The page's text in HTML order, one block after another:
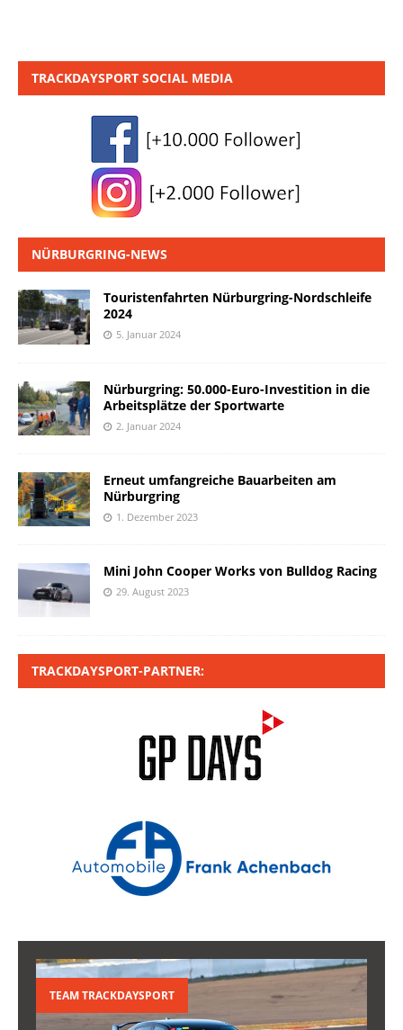
TRACKDAYSPORT SOCIAL MEDIA
NÜRBURGRING-NEWS
Touristenfahrten Nürburgring-Nordschleife
2024
5. Januar 2024
Nürburgring: 50.000-Euro-Investition in die
Arbeitsplätze der Sportwarte
2. Januar 2024
Erneut umfangreiche Bauarbeiten am
Nürburgring
1. Dezember 2023
Mini John Cooper Works von Bulldog Racing
29. August 2023
TRACKDAYSPORT-PARTNER:
TEAM TRACKDAYSPORT